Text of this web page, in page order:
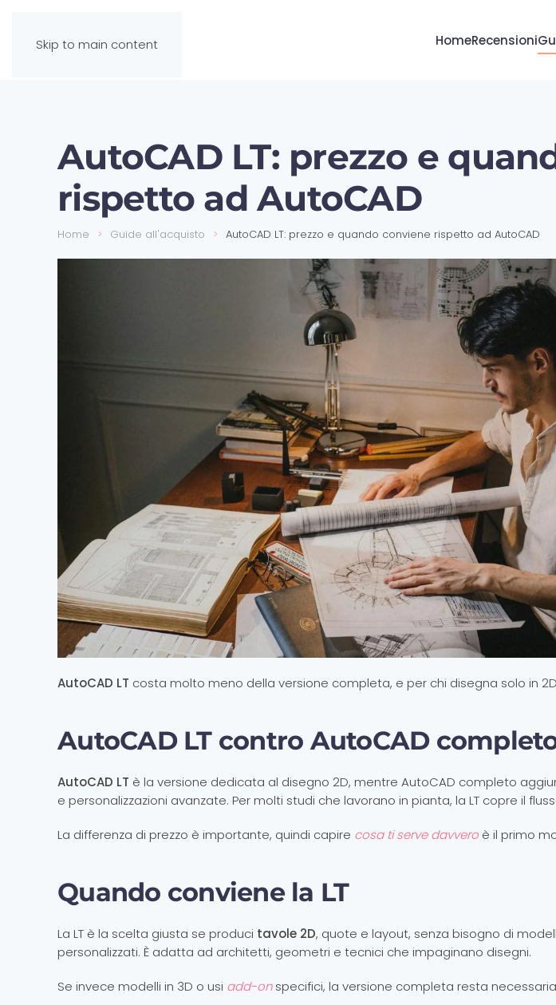
Skip to main content HomeRecensioni
AutoCAD LT: prezzo e
rispetto ad AutoCAD
Home Guide all'acquisto AutoCAD LT: prezzo e quando conviene rispetto ad AutoCAD
AutoCAD LT costa molto meno della versione completa, e per chi disegna solo in
AutoCAD LT contro AutoCAD
AutoCAD LT è la versione dedicata al disegno 2D, mentre AutoCAD completo
e personalizzazioni avanzate. Per molti studi che lavorano in pianta, la LT copre il
La differenza di prezzo è importante, quindi capire cosa ti serve davvero è il primo
Quando conviene la LT
La LT è la scelta giusta se produci tavole 2D, quote e layout, senza bisogno di
personalizzati. È adatta ad architetti, geometri e tecnici che impaginano disegni.
Se invece modelli in 3D o usi add-onspecifici, la versione completa resta